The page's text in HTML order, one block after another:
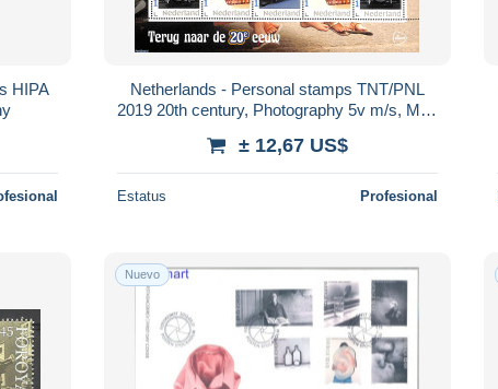
HIPA
Netherlands - Personal stamps TNT/PNL
2019 20th century, Photography 5v m/s, Mint
± 12,67 US$
Estatus Profesional
Nuevo